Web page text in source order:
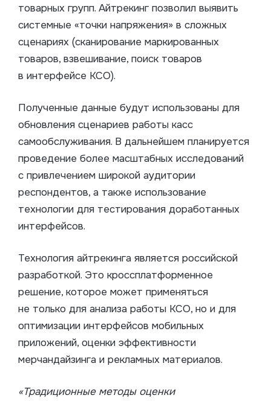
товарных групп. Айтрекинг позволил выявить
системные «точки напряжения» в сложных
сценариях (сканирование маркированных
товаров, взвешивание, поиск товаров
в интерфейсе КСО).
Полученные данные будут использованы для
обновления сценариев работы касс
самообслуживания. В дальнейшем планируется
проведение более масштабных исследований
с привлечением широкой аудитории
респондентов, а также использование
технологии для тестирования доработанных
интерфейсов.
Технология айтрекинга является российской
разработкой. Это кроссплатформенное
решение, которое может применяться
не только для анализа работы КСО, но и для
оптимизации интерфейсов мобильных
приложений, оценки эффективности
мерчандайзинга и рекламных материалов.
«Традиционные методы оценки